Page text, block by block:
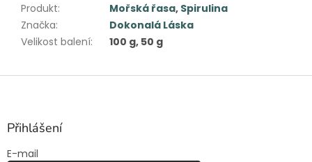
Produkt: Mořská řasa, Spirulina
Značka:
Dokonalá Láska
Velikost balení: 100 g, 50 g
Z
Přihlášení
E-mail